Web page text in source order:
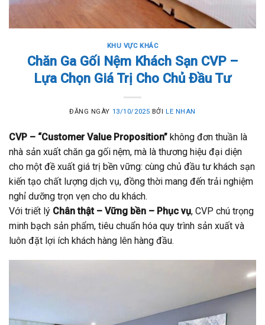
KHU VỰC KHÁC
Chăn Ga Gối Nệm Khách Sạn CVP –
Lựa Chọn Giá Trị Cho Chủ Đầu Tư
ĐĂNG NGÀY 13/10/2025 BỞILE NHAN
CVP – “Customer Value Proposition” không đơn thuần là
nhà sản xuất chăn ga gối nệm, mà là thương hiệu đại diện
cho một đề xuất giá trị bền vững: cùng chủ đầu tư khách sạn
kiến tạo chất lượng dịch vụ, đồng thời mang đến trải nghiệm
nghỉ dưỡng trọn vẹn cho du khách.
Với triết lý Chân thật – Vững bền – Phục vụ, CVP chú trọng
minh bạch sản phẩm, tiêu chuẩn hóa quy trình sản xuất và
luôn đặt lợi ích khách hàng lên hàng đầu.